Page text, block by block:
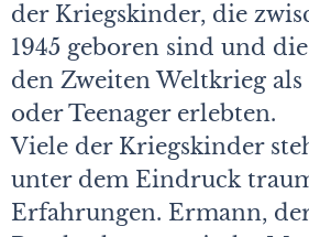
der Kriegskinder, die
1945 geboren sind und
den Zweiten Weltkrieg
oder Teenager erlebten.
Viele der Kriegskinder
unter dem Eindruck
Erfahrungen. Ermann,